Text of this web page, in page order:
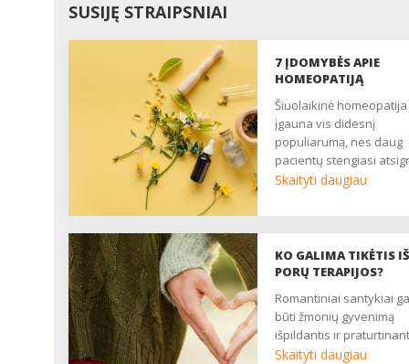
SUSIJĘ STRAIPSNIAI
7 ĮDOMYBĖS APIE
HOMEOPATIJĄ
Šiuolaikinė homeopatija
įgauna vis didesnį
populiarumą, nes daug
pacientų stengiasi
į natūralesnius gydymo
apie homeopatiją,
verta žinoti kiekvienam,
alternatyviu gydymo
metodu ar ne – jau tik
pasirinkimas. ...
Skaityti daugiau
KO GALIMA TIKĖTIS IŠ
PORŲ TERAPIJOS?
romantiniai santykiai gali
būti žmonių gyvenimą
išpildantis ir
Skaityti daugiau